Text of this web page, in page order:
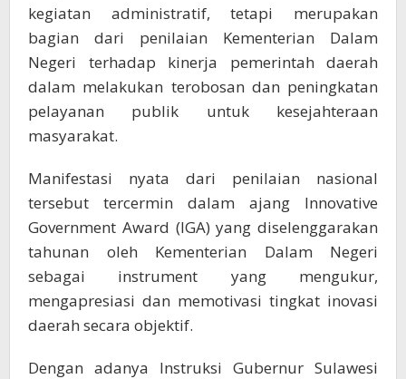
kegiatan administratif, tetapi merupakan
bagian dari penilaian Kementerian Dalam
Negeri terhadap kinerja pemerintah daerah
dalam melakukan terobosan dan peningkatan
pelayanan publik untuk kesejahteraan
masyarakat.
Manifestasi nyata dari penilaian nasional
tersebut tercermin dalam ajang Innovative
Government Award (IGA) yang diselenggarakan
tahunan oleh Kementerian Dalam Negeri
sebagai instrument yang mengukur,
mengapresiasi dan memotivasi tingkat inovasi
daerah secara objektif.
Dengan adanya Instruksi Gubernur Sulawesi